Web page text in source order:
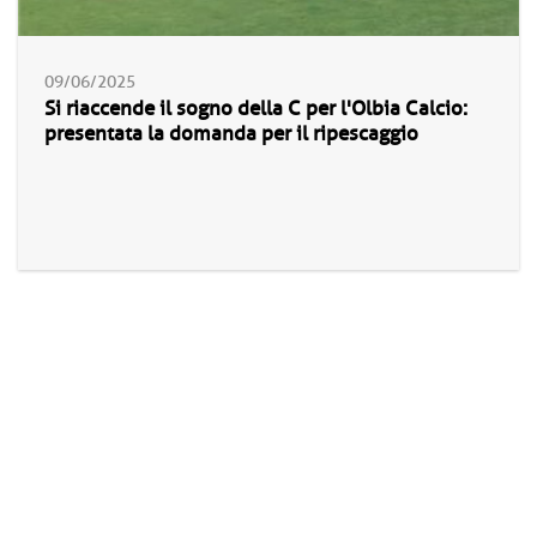
09/06/2025
Si riaccende il sogno della C per l'Olbia Calcio:
presentata la domanda per il ripescaggio